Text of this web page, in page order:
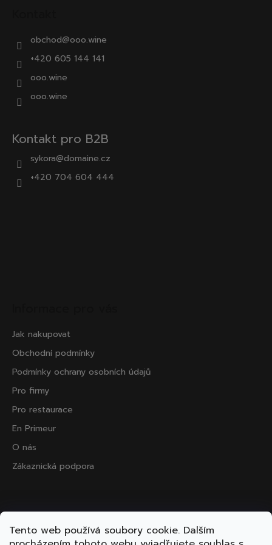
Tento web používá soubory cookie. Dalším
obchod@ooo.wine
+420 605 144 141
ooo.wine
ooo.wine
Kontakt pro B2B
sykora@domaine.cz
+420 704 604 444
Jak nakupovat
Obchodní podmínky
Podmínky ochrany osobních údajů
Pro firmy
Pro restaurace
En Primeur
O nás
Zákaznická podpora
Přijímáme online platby